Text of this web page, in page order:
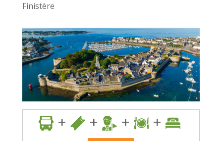
Finistère
+ + + +